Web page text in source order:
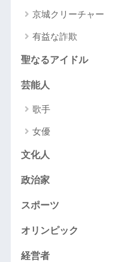
京城クリーチャー
有益な詐欺
聖なるアイドル
芸能人
歌手
女優
文化人
政治家
スポーツ
オリンピック
経営者